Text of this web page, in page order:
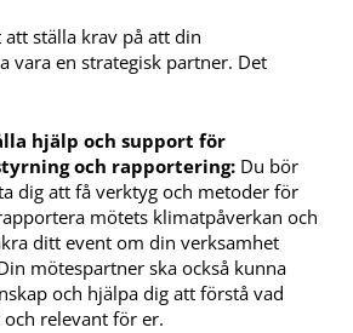
ställa krav på att din
vara en strategisk partner. Det
hjälp och support för
och rapportering: Du bör
dig att få verktyg och metoder för
mötets klimatpåverkan och
ditt event om din verksamhet
mötespartner ska också kunna
och hjälpa dig att förstå vad
relevant för er.